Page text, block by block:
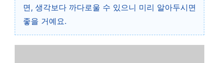
면, 생각보다 까다로울 수 있으니 미리 알아두시면
좋을 거예요.